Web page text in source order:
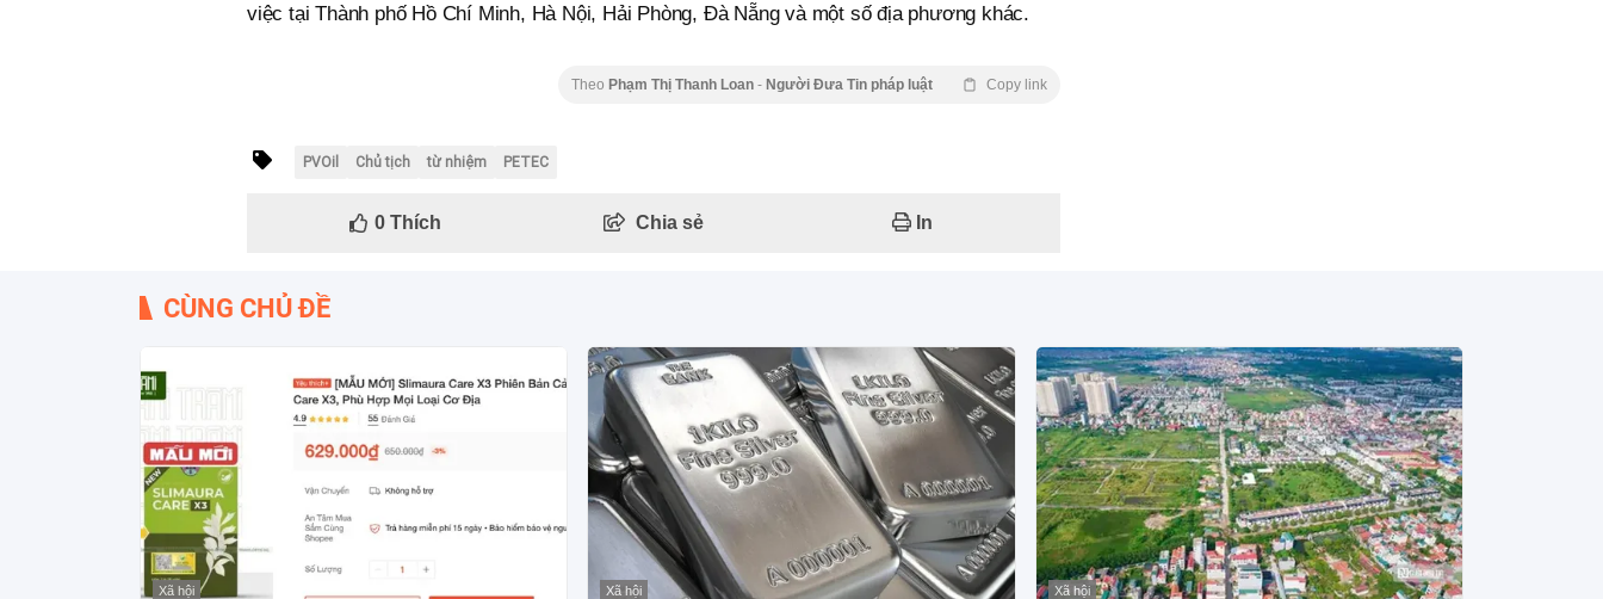
việc tại Thành phố Hồ Chí Minh, Hà Nội, Hải Phòng, Đà Nẵng và một số địa phương khác.
Theo Phạm Thị Thanh Loan - Người Đưa Tin pháp luật Copy link
PVOil Chủ tịch từ nhiệm PETEC
0Thích Chia sẻ In
CÙNG CHỦ ĐỀ
Xã hội Xã hội Xã hội